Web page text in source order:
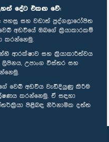
දේට එකඟ වේ:
පහසු සහ වඩාත් පුද්ගලාරෝපිත
අඩවියේ ඔබගේ ක්‍රියාකාරකම්
කරන්නෙමු.
ආරක්ෂාව සහ ක්‍රියාකාරීත්වය
උපාංග විස්තර සහ
වෙබ් අඩවිය වැඩිදියුණු කිරීම
කරන්නෙමු. ඒ සඳහා
පිළිබඳ නිර්නාමික දත්ත